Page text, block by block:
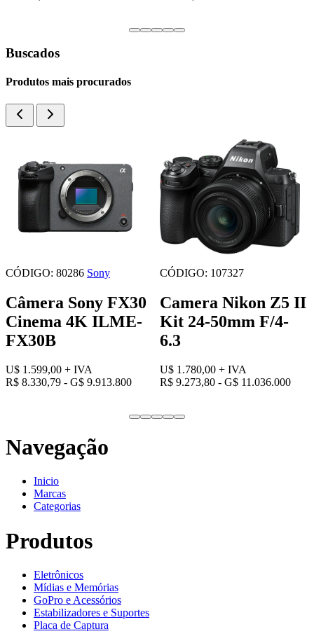
Buscados
Produtos mais procurados
CÓDIGO: 80286 Sony
Câmera Sony FX30
Cinema 4K ILME-
FX30B
U$ 1.599,00 + IVA
R$ 8.330,79 - G$ 9.913.800
CÓDIGO: 107327
Camera Nikon Z5 II
Kit 24-50mm F/4-
6.3
U$ 1.780,00 + IVA
R$ 9.273,80 - G$ 11.036.000
Navegação
Inicio
Marcas
Categorias
Produtos
Eletrônicos
Mídias e Memórias
GoPro e Acessórios
Estabilizadores e Suportes
Placa de Captura